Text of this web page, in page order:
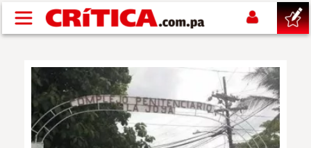
Pasar al contenido principal
SUCESOS
NACIONAL